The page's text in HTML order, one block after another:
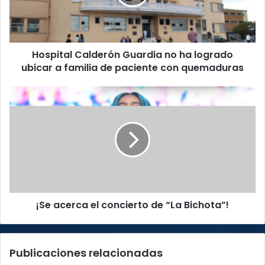
logrado
ubicar
a
familia
paciente
quemaduras
Hospital Calderón Guardia no ha logrado
ubicar a familia de paciente con quemaduras
acerca
¡Se acerca el concierto de “La Bichota”!
Publicaciones relacionadas